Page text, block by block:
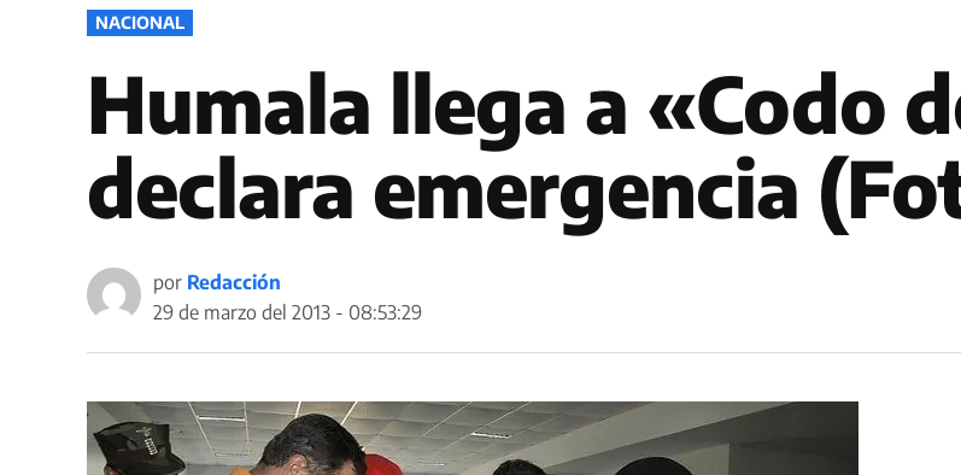
PUBLICADO
EN
NACIONAL
Humala llega a «Codo
declara emergencia
por Redacción
29 de marzo del 2013 - 08:53:29